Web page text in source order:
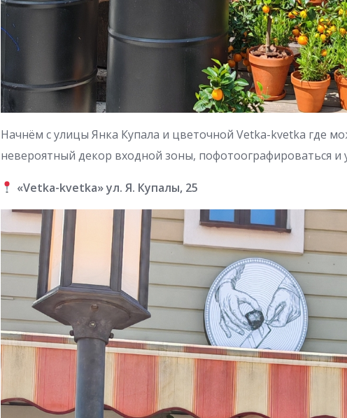
Начнём с улицы Янка Купала и цветочной Vetka-kvetka где
невероятный декор входной зоны, пофотоографироваться и
«Vetka-kvetka» ул. Я. Купалы, 25